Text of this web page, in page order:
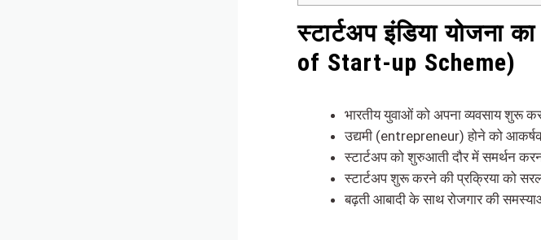
स्टार्टअप इंडिया योजना
of Start-up Scheme)
भारतीय युवाओं को अपना व्यवसाय शुरू
उद्यमी (entrepreneur) होने को
स्टार्टअप को शुरुआती दौर में समर्थन
स्टार्टअप शुरू करने की प्रक्रिया को
बढ़ती आबादी के साथ रोजगार की